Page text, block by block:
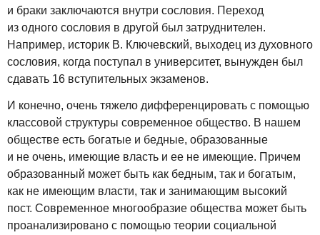
и браки заключаются внутри сословия. Переход
из одного сословия в другой был затруднителен.
Например, историк В. Ключевский, выходец из духовного
сословия, когда поступал в университет, вынужден был
сдавать 16 вступительных экзаменов.
И конечно, очень тяжело дифференцировать с помощью
классовой структуры современное общество. В нашем
обществе есть богатые и бедные, образованные
и не очень, имеющие власть и ее не имеющие. Причем
образованный может быть как бедным, так и богатым,
как не имеющим власти, так и занимающим высокий
пост. Современное многообразие общества может быть
проанализировано с помощью теории социальной